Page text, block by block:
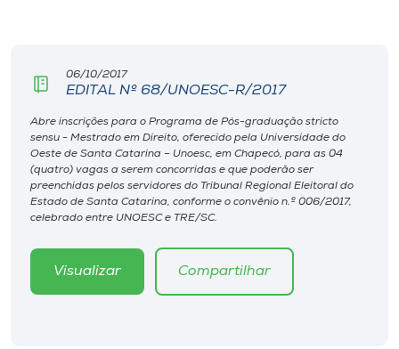
Biblioteca
Editora
Rádio
Unoesc
06/10/2017
EDITAL Nº 68/UNOESC-R/2017
Abre inscrições para o Programa de Pós-graduação stricto
sensu - Mestrado em Direito, oferecido pela Universidade do
Oeste de Santa Catarina – Unoesc, em Chapecó, para as 04
(quatro) vagas a serem concorridas e que poderão ser
preenchidas pelos servidores do Tribunal Regional Eleitoral do
Estado de Santa Catarina, conforme o convênio n.º 006/2017,
celebrado entre UNOESC e TRE/SC.
Visualizar Compartilhar